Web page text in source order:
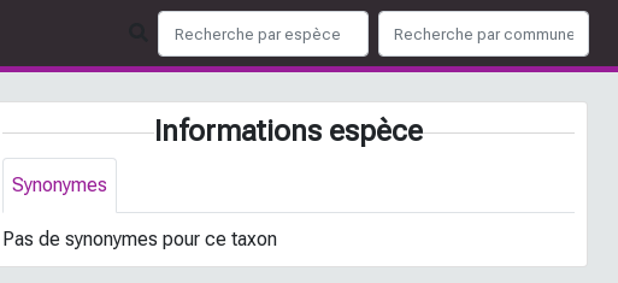
Informations espèce
Synonymes
Pas de synonymes pour ce taxon